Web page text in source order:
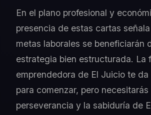
En el plano profesional y
presencia de estas cartas
metas laborales se beneficiarán
estrategia bien estructurada. La
emprendedora de El Juicio te da
para comenzar, pero necesitarás
perseverancia y la sabiduría de